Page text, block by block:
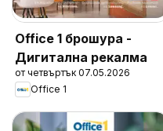
Office 1 брошура -
Дигитална рекалма
от четвъртък 07.05.2026
Office 1